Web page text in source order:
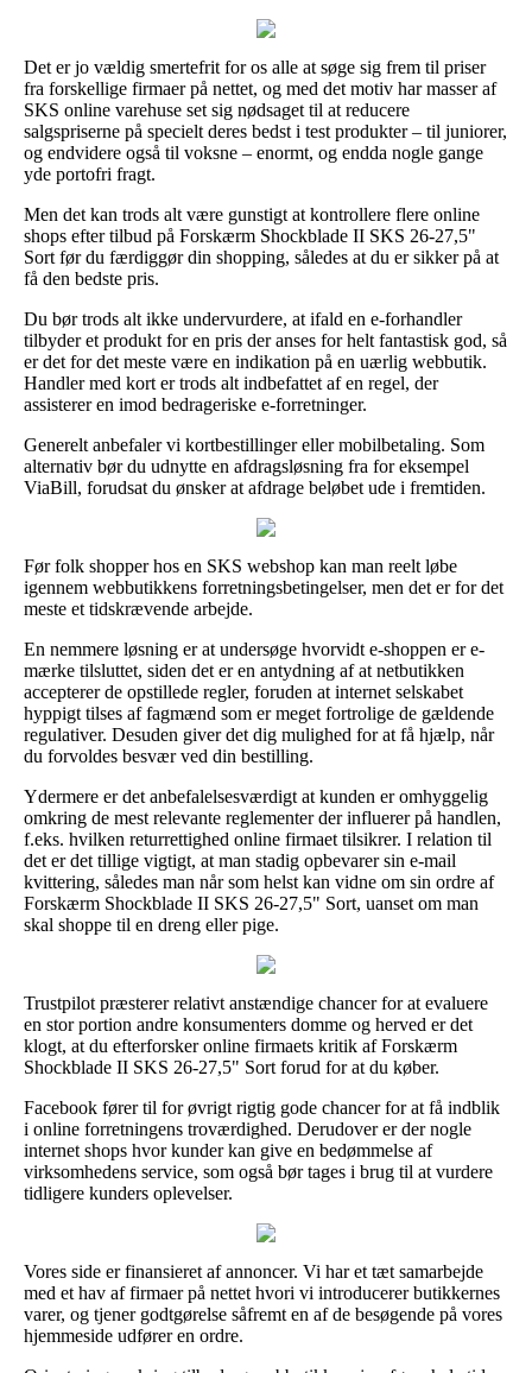
Det er jo vældig smertefrit for os alle at søge sig frem til priser
fra forskellige firmaer på nettet, og med det motiv har masser af
SKS online varehuse set sig nødsaget til at reducere
salgspriserne på specielt deres bedst i test produkter – til juniorer,
og endvidere også til voksne – enormt, og endda nogle gange
yde portofri fragt.
Men det kan trods alt være gunstigt at kontrollere flere online
shops efter tilbud på Forskærm Shockblade II SKS 26-27,5"
Sort før du færdiggør din shopping, således at du er sikker på at
få den bedste pris.
Du bør trods alt ikke undervurdere, at ifald en e-forhandler
tilbyder et produkt for en pris der anses for helt fantastisk god, så
er det for det meste være en indikation på en uærlig webbutik.
Handler med kort er trods alt indbefattet af en regel, der
assisterer en imod bedrageriske e-forretninger.
Generelt anbefaler vi kortbestillinger eller mobilbetaling. Som
alternativ bør du udnytte en afdragsløsning fra for eksempel
ViaBill, forudsat du ønsker at afdrage beløbet ude i fremtiden.
Før folk shopper hos en SKS webshop kan man reelt løbe
igennem webbutikkens forretningsbetingelser, men det er for det
meste et tidskrævende arbejde.
En nemmere løsning er at undersøge hvorvidt e-shoppen er e-
mærke tilsluttet, siden det er en antydning af at netbutikken
accepterer de opstillede regler, foruden at internet selskabet
hyppigt tilses af fagmænd som er meget fortrolige de gældende
regulativer. Desuden giver det dig mulighed for at få hjælp, når
du forvoldes besvær ved din bestilling.
Ydermere er det anbefalelsesværdigt at kunden er omhyggelig
omkring de mest relevante reglementer der influerer på handlen,
f.eks. hvilken returrettighed online firmaet tilsikrer. I relation til
det er det tillige vigtigt, at man stadig opbevarer sin e-mail
kvittering, således man når som helst kan vidne om sin ordre af
Forskærm Shockblade II SKS 26-27,5" Sort, uanset om man
skal shoppe til en dreng eller pige.
Trustpilot præsterer relativt anstændige chancer for at evaluere
en stor portion andre konsumenters domme og herved er det
klogt, at du efterforsker online firmaets kritik af Forskærm
Shockblade II SKS 26-27,5" Sort forud for at du køber.
Facebook fører til for øvrigt rigtig gode chancer for at få indblik
i online forretningens troværdighed. Derudover er der nogle
internet shops hvor kunder kan give en bedømmelse af
virksomhedens service, som også bør tages i brug til at vurdere
tidligere kunders oplevelser.
Vores side er finansieret af annoncer. Vi har et tæt samarbejde
med et hav af firmaer på nettet hvori vi introducerer butikkernes
varer, og tjener godtgørelse såfremt en af de besøgende på vores
hjemmeside udfører en ordre.